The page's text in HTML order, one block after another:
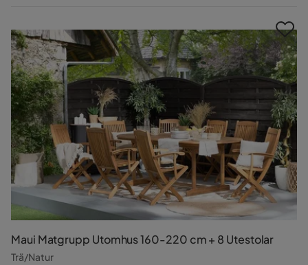
Maui Matgrupp Utomhus 160-220 cm + 8 Utestolar
Trä/Natur